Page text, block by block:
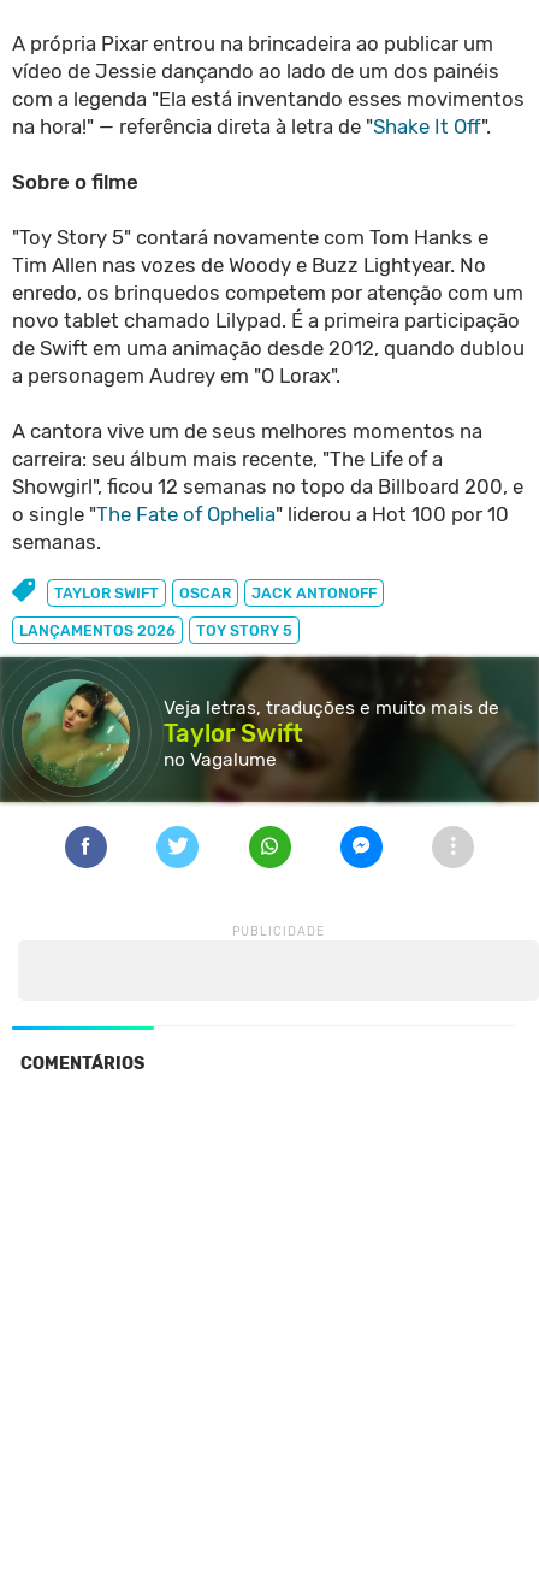
A própria Pixar entrou na brincadeira ao publicar um
vídeo de Jessie dançando ao lado de um dos painéis
com a legenda "Ela está inventando esses movimentos
na hora!" — referência direta à letra de "Shake It Off".
Sobre o filme
"Toy Story 5" contará novamente com Tom Hanks e
Tim Allen nas vozes de Woody e Buzz Lightyear. No
enredo, os brinquedos competem por atenção com um
novo tablet chamado Lilypad. É a primeira participação
de Swift em uma animação desde 2012, quando dublou
a personagem Audrey em "O Lorax".
A cantora vive um de seus melhores momentos na
carreira: seu álbum mais recente, "The Life of a
Showgirl", ficou 12 semanas no topo da Billboard 200, e
o single "The Fate of Ophelia" liderou a Hot 100 por 10
semanas.
TAYLOR SWIFT OSCAR JACK ANTONOFF
LANÇAMENTOS 2026 TOY STORY 5
Veja letras, traduções e muitomais de
Taylor Swift
no Vagalume
COMENTÁRIOS